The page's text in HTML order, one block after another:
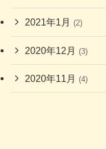
2021年1月 (2)
2020年12月 (3)
2020年11月 (4)